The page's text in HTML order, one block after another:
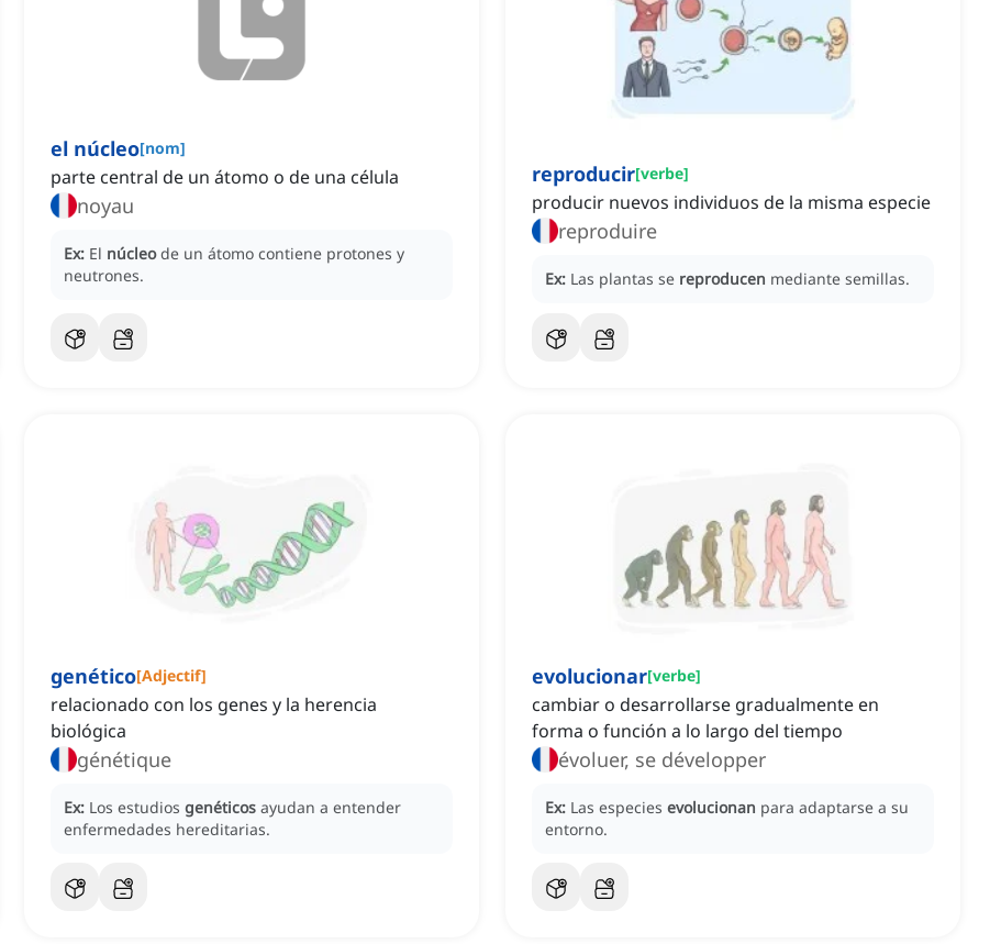
el núcleo[nom]
parte central de un átomo o de una célula
noyau
Ex: El núcleo de un átomo contiene protones y
neutrones.
reproducir[verbe]
producir nuevos individuos de la misma especie
reproduire
Ex: Las plantas se reproducen mediante semillas.
genético[Adjectif]
relacionado con los genes y la herencia
biológica
génétique
Ex: Los estudios genéticos ayudan a entender
enfermedades hereditarias.
evolucionar[verbe]
cambiar o desarrollarse gradualmente en
forma o función a lo largo del tiempo
évoluer, se développer
Ex: Las especies evolucionan para adaptarse a su
entorno.